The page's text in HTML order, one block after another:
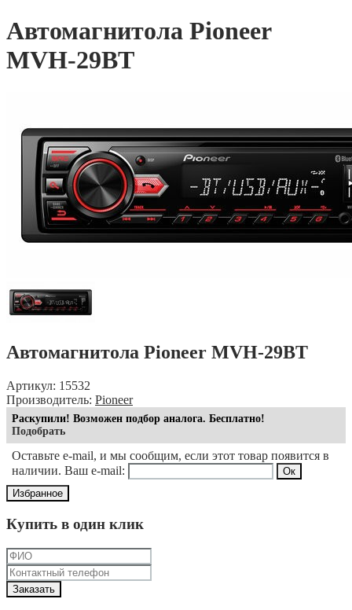
Автомагнитола Pioneer
MVH-29BT
Автомагнитола Pioneer MVH-29BT
Артикул: 15532
Производитель: Pioneer
Раскупили! Возможен подбор аналога. Бесплатно!
Подобрать
Оставьте e-mail, и мы сообщим, если этот товар появится в
наличии. Ваш e-mail:
Избранное
Купить в один клик